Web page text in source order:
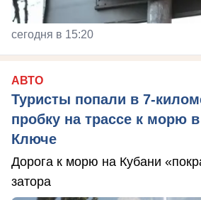
сегодня в 15:20
АВТО
Туристы попали в 7-
пробку на трассе к морю
Ключе
Дорога к морю на Кубани
затора